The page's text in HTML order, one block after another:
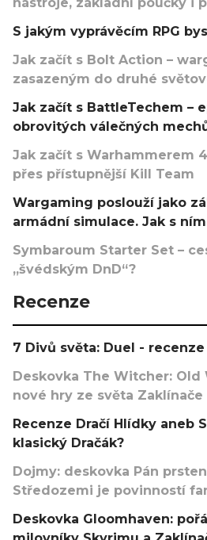
S jakým vyprávěcím RPG
Jak začít s Bolt Action –
zasazeným do druhé
Jak začít s BattleTechem –
obrovitých válečných
Jak začít s Warhammerem
přes přístupnější Kill Team
Wargaming poslouží jako
armádní simulace. Jak s
Symbaroum Starter Set –
„švédským DnD“?
Recenze
7 Divů světa: Duel -
Deskovka The Witcher: Old
nové hry ze světa Zaklínače
Recenze Dračí Hlídky aneb
klasický Dračák?
Dojmy: deskovka Pán
Středozemi je povinností
Deskovka Gloomhaven: